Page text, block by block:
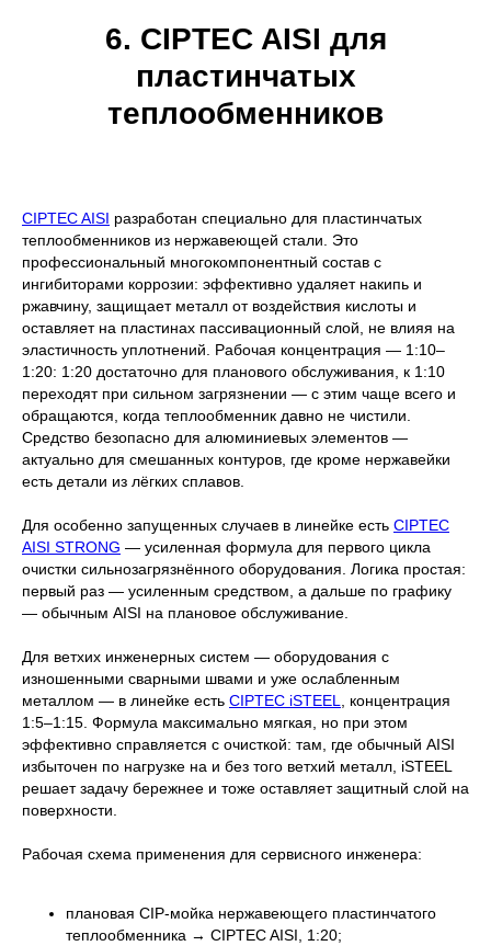
6. CIPTEC AISI для
пластинчатых
теплообменников
CIPTEC AISI разработан специально для пластинчатых
теплообменников из нержавеющей стали. Это
профессиональный многокомпонентный состав с
ингибиторами коррозии: эффективно удаляет накипь и
ржавчину, защищает металл от воздействия кислоты и
оставляет на пластинах пассивационный слой, не влияя на
эластичность уплотнений. Рабочая концентрация — 1:10–
1:20: 1:20 достаточно для планового обслуживания, к 1:10
переходят при сильном загрязнении — с этим чаще всего и
обращаются, когда теплообменник давно не чистили.
Средство безопасно для алюминиевых элементов —
актуально для смешанных контуров, где кроме нержавейки
есть детали из лёгких сплавов.
Для особенно запущенных случаев в линейке есть CIPTEC
AISI STRONG — усиленная формула для первого цикла
очистки сильнозагрязнённого оборудования. Логика простая:
первый раз — усиленным средством, а дальше по графику
— обычным AISI на плановое обслуживание.
Для ветхих инженерных систем — оборудования с
изношенными сварными швами и уже ослабленным
металлом — в линейке есть CIPTEC iSTEEL, концентрация
1:5–1:15. Формула максимально мягкая, но при этом
эффективно справляется с очисткой: там, где обычный AISI
избыточен по нагрузке на и без того ветхий металл, iSTEEL
решает задачу бережнее и тоже оставляет защитный слой на
поверхности.
Рабочая схема применения для сервисного инженера:
плановая CIP-мойка нержавеющего пластинчатого
теплообменника → CIPTEC AISI, 1:20;